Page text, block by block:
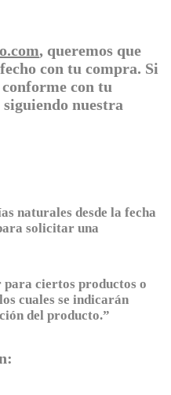
, queremos que
con tu compra. Si
con tu
nuestra
naturales desde la fecha
solicitar una
para ciertos productos o
cuales se indicarán
del producto.”